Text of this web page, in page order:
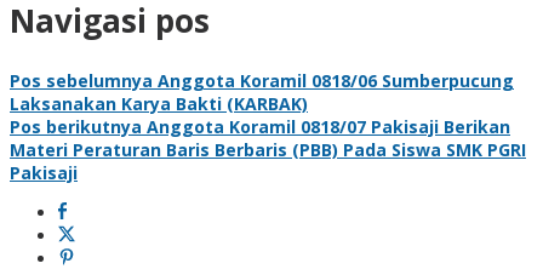
Navigasi pos
Pos sebelumnya Anggota Koramil 0818/06 Sumberpucung
Laksanakan Karya Bakti (KARBAK)
Pos berikutnya Anggota Koramil 0818/07 Pakisaji Berikan
Materi Peraturan Baris Berbaris (PBB) Pada Siswa SMK PGRI
Pakisaji